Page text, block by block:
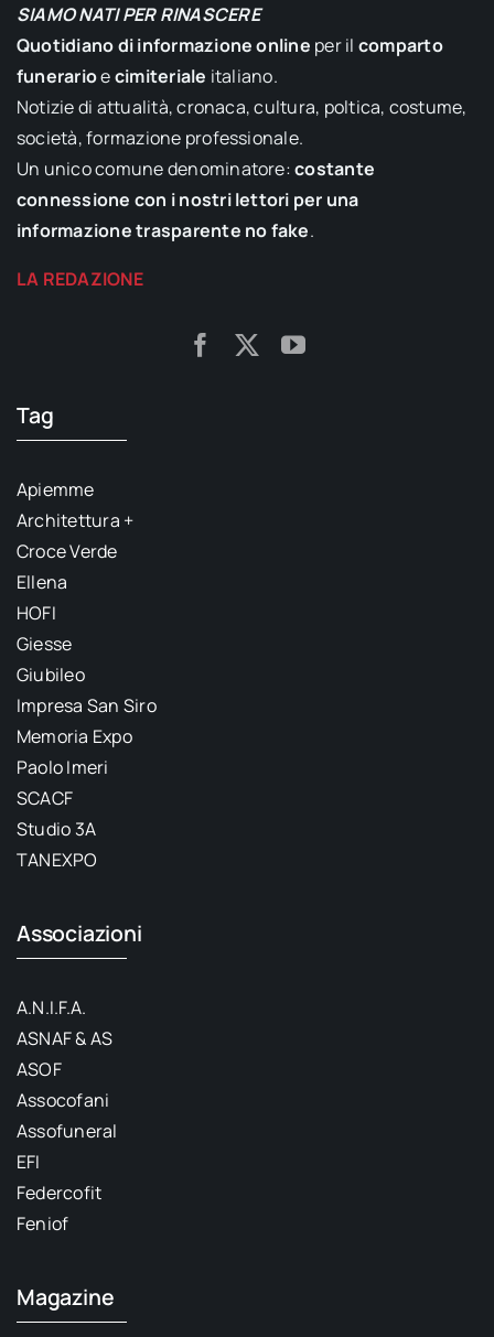
SIAMO NATI PER RINASCERE
Quotidiano di informazione online per il comparto
funerarioecimiteriale italiano.
Notizie di attualità, cronaca, cultura, poltica, costume,
società, formazione professionale.
Un unico comune denominatore:costante
connessione con i nostri lettori per una
informazione trasparente no fake.
LA REDAZIONE
Tag
Apiemme
Architettura +
Croce Verde
Ellena
HOFI
Giesse
Giubileo
Impresa San Siro
Memoria Expo
Paolo Imeri
SCACF
Studio 3A
TANEXPO
Associazioni
A.N.I.F.A.
ASNAF & AS
ASOF
Assocofani
Assofuneral
EFI
Federcofit
Feniof
Magazine